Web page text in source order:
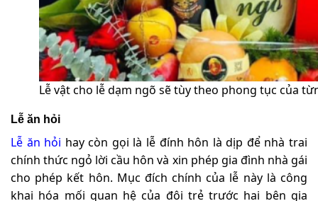
Lễ vật cho lễ dạm ngõ sẽ tùy theo phong tục của
Lễ ăn hỏi
Lễ ăn hỏi hay còn gọi là lễ đính hôn là dịp để nhà trai
chính thức ngỏ lời cầu hôn và xin phép gia đình nhà gái
cho phép kết hôn. Mục đích chính của lễ này là công
khai hóa mối quan hệ của đôi trẻ trước hai bên gia